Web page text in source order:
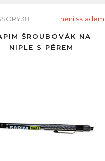
neni skladem
ŠROUBOVÁK NA
NIPLE S PÉREM